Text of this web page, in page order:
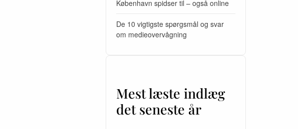
København spidser til – også online
De 10 vigtigste spørgsmål og svar
om medieovervågning
Mest læste indlæg
det seneste år